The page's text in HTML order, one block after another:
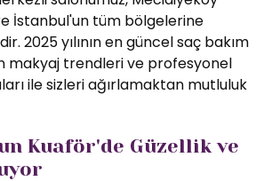
İstanbul'un tüm bölgelerine
2025 yılının en güncel saç bakım
makyaj trendleri ve profesyonel
ile sizleri ağırlamaktan mutluluk
Kuaför'de Güzellik ve